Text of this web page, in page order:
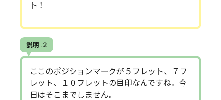
ト！
説明 . 2
ここのポジションマークが５フレット、７フ
レット、１０フレットの目印なんですね。今
日はそこまでしません。